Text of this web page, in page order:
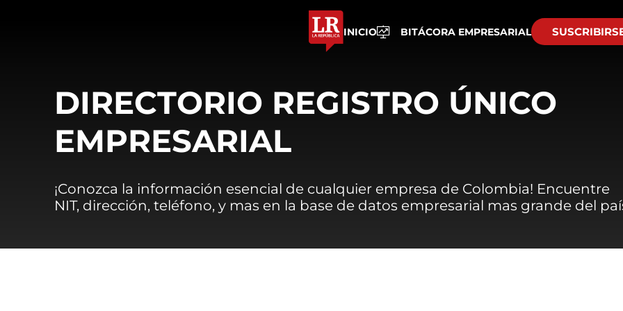
INICIO BITÁCORA EMPRESARIAL
DIRECTORIO REGISTRO ÚNICO
EMPRESARIAL
¡Conozca la información esencial de cualquier empresa de Colombia! Encuentre
NIT, dirección, teléfono, y mas en la base de datos empresarial mas grande del